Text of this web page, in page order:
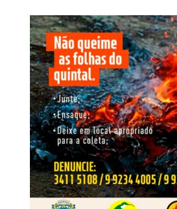
O nome Replay faz referência à
à capacidade de reorganização
operações anteriores. A nova fase
ciclo, responsabilizar os envolvidos,
comando exercido de dentro do
estrutura os recursos financeiros e
para manter suas atividades
WhatsApp
Facebook
Twitter
por um dos autores de um roubo e
18 de fevereiro de 2025, em uma
bairro São Sebastião, em
O crime foi praticado por dois
anunciaram o roubo e, em
dependências da padaria. No
os dois suspeitos foram
respectivas prisões preventivas
Em maio de 2025, os dois
pela Polícia Rodoviária Federal